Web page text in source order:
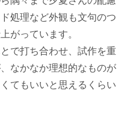
処理など外観も文句のつ
がっています。
で打ち合わせ、試作を重
なかなか理想的なものが
てもいいと思えるくらい